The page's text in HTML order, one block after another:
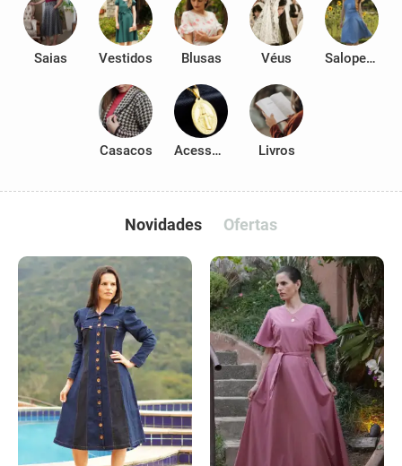
Saias Vestidos Blusas Véus Salopetes
Casacos Acessórios Livros
Novidades Ofertas